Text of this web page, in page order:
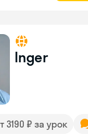
Inger
3190 ₽ за урок